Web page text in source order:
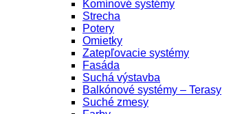
Komínové systémy
Strecha
Potery
Omietky
Zatepľovacie systémy
Fasáda
Suchá výstavba
Balkónové systémy – Terasy
Suché zmesy